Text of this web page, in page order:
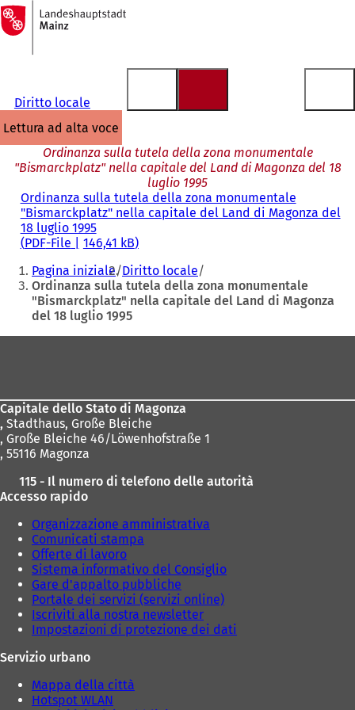
Vai al contenuto
Alla
pagina
iniziale
Diritto locale
lettura ad alta voce
Ordinanza sulla tutela della zona monumentale
"Bismarckplatz" nella capitale del Land di Magonza del 18
luglio 1995
Ordinanza sulla tutela della zona monumentale
"Bismarckplatz" nella capitale del Land di Magonza del
18 luglio 1995
PDF-File 146,41 kB
Siete
qui:
Pagina iniziale Diritto locale
Ordinanza sulla tutela della zona monumentale
"Bismarckplatz" nella capitale del Land di Magonza
del 18 luglio 1995
Capitale dello Stato di Magonza
, Stadthaus, Große Bleiche
, Große Bleiche 46/Löwenhofstraße 1
, 55116 Magonza
115 - Il numero di telefono delle autorità
Accesso rapido
Organizzazione amministrativa
Comunicati stampa
Offerte di lavoro
Sistema informativo del Consiglio
Gare d'appalto pubbliche
Portale dei servizi (servizi online)
Iscriviti alla nostra newsletter
Impostazioni di protezione dei dati
Servizio urbano
Mappa della città
Hotspot WLAN